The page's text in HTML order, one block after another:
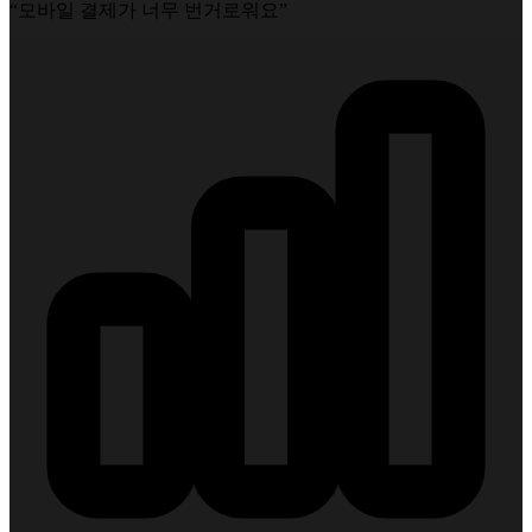
“모바일 결제가 너무 번거로워요”